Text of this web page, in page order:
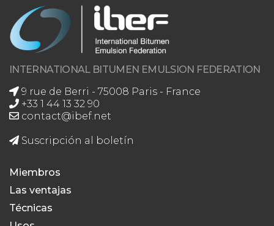
INTERNATIONAL BITUMEN EMULSION FEDERATION
9 rue de Berri - 75008 Paris - France
+33 1 44 13 32 90
contact@ibef.net
Suscripción al boletín
Miembros
Las ventajas
Técnicas